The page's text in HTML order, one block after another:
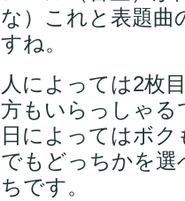
な）これと表題曲
すね。
人によっては2枚
方もいらっしゃる
日によってはボ
でもどっちかを
ちです。